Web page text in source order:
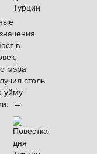
в
мэра
столь
уйму
→